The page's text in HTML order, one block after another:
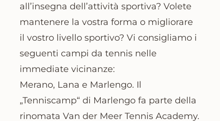
all’insegna dell’attività sportiva? Volete
mantenere la vostra forma o migliorare
il vostro livello sportivo? Vi consigliamo i
seguenti campi da tennis nelle
immediate vicinanze:
Merano, Lana e Marlengo. Il
„Tenniscamp“ di Marlengo fa parte della
rinomata Van der Meer Tennis Academy.